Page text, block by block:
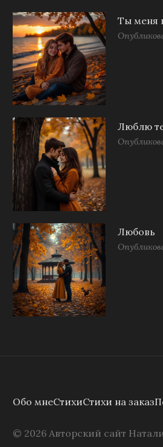
Ты меня
Люблю
Любовь
Обо мнеСтихиСтихи на заказ
© 2026 Авторский сайт